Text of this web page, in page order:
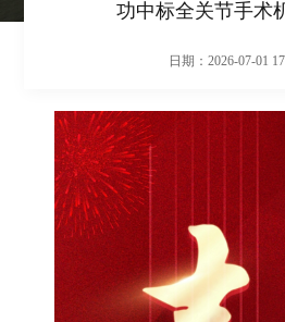
功中标全关节手术
日期：2026-07-01